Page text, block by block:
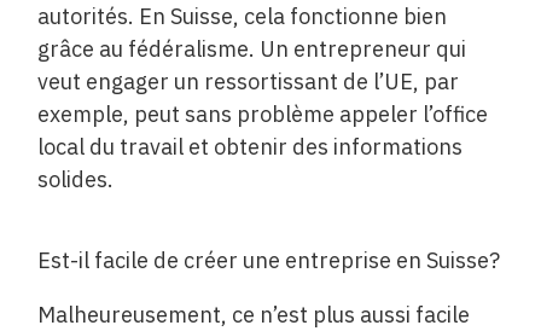
autorités. En Suisse, cela fonctionne bien
grâce au fédéralisme. Un entrepreneur qui
veut engager un ressortissant de l’UE, par
exemple, peut sans problème appeler l’office
local du travail et obtenir des informations
solides.
Est-il facile de créer une entreprise en Suisse?
Malheureusement, ce n’est plus aussi facile